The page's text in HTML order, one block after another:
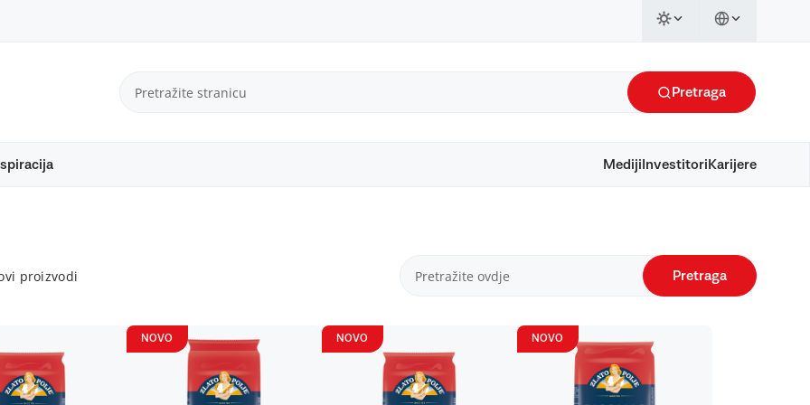
Pretraga
Mediji Investitori Karijere
proizvodi Pretraga
NOVO NOVO NOVO